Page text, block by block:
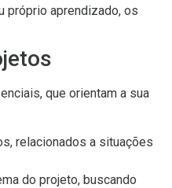
próprio aprendizado, os
que orientam a sua
relacionados a situações
do projeto, buscando